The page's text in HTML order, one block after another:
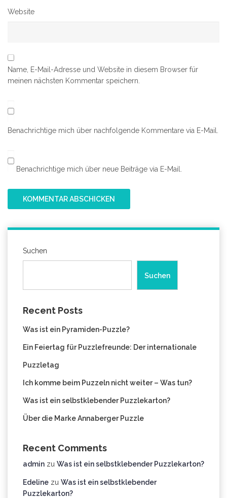
Website
Name, E-Mail-Adresse und Website in diesem Browser für
meinen nächsten Kommentar speichern.
Benachrichtige mich über nachfolgende Kommentare via E-Mail.
Benachrichtige mich über neue Beiträge via E-Mail.
Suchen
Suchen
Recent Posts
Was ist ein Pyramiden-Puzzle?
Ein Feiertag für Puzzlefreunde: Der internationale
Puzzletag
Ich komme beim Puzzeln nicht weiter – Was tun?
Was ist ein selbstklebender Puzzlekarton?
Über die Marke Annaberger Puzzle
Recent Comments
admin zu Was ist ein selbstklebender Puzzlekarton?
Edeline zu Was ist ein selbstklebender
Puzzlekarton?